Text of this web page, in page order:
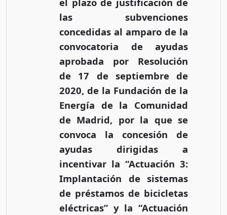
las subvenciones
concedidas al amparo de la
convocatoria de ayudas
aprobada por Resolución
de 17 de septiembre de
2020, de la Fundación de la
Energía de la Comunidad
de Madrid, por la que se
convoca la concesión de
ayudas dirigidas a
incentivar la “Actuación 3:
Implantación de sistemas
de préstamos de bicicletas
eléctricas” y la “Actuación